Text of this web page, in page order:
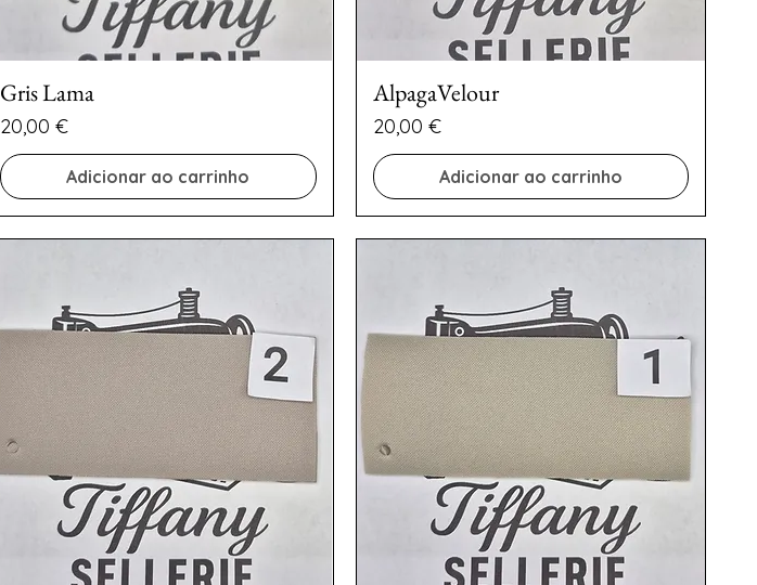
Gris Lama
Preço
20,00 €
Adicionar ao carrinho
AlpagaVelour
Preço
20,00 €
Adicionar ao carrinho